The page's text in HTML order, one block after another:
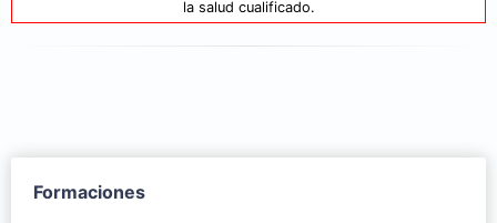
la salud cualificado.
Formaciones